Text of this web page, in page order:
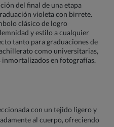
del final de una etapa
violeta con birrete.
clásico de logro
y estilo a cualquier
tanto para graduaciones de
como universitarias,
en fotografías.
con un tejido ligero y
al cuerpo, ofreciendo